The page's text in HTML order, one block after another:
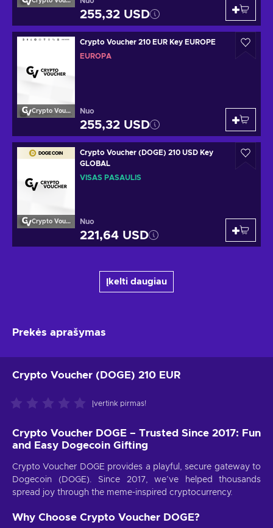
255,32 USD
Crypto Voucher
Crypto Voucher 210 EUR Key EUROPE
EUROPA
Nuo
255,32 USD
Crypto Voucher
Crypto Voucher (DOGE) 210 USD Key
GLOBAL
VISAS PASAULIS
Nuo
221,64 USD
Įkelti daugiau
Prekės aprašymas
Crypto Voucher (DOGE) 210 EUR
Įvertink pirmas!
Crypto Voucher DOGE – Trusted Since 2017: Fun
and Easy Dogecoin Gifting
Crypto Voucher DOGE provides a playful, secure gateway to
Dogecoin (DOGE). Since 2017, we’ve helped thousands
spread joy through the meme-inspired cryptocurrency.
Why Choose Crypto Voucher DOGE?